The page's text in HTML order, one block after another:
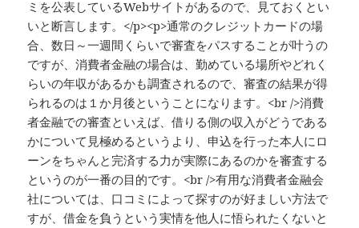
ミを公表しているWebサイトがあるので、見ておくとい
いと断言します。</p><p>通常のクレジットカードの場
合、数日～一週間くらいで審査をパスすることが叶うの
ですが、消費者金融の場合は、勤めている場所やどれく
らいの年収があるかも調査されるので、審査の結果が得
られるのは１か月後ということになります。<br />消費
者金融での審査といえば、借りる側の収入がどうである
かについて見極めるというより、申込を行った本人にロ
ーンをちゃんと完済する力が実際にあるのかを審査する
というのが一番の目的です。<br />有用な消費者金融会
社については、口コミによって探すのが好ましい方法で
すが、借金を負うという実情を他人に悟られたくないと